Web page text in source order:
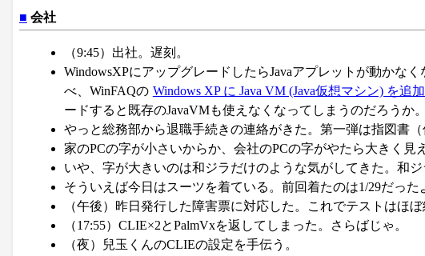
■ 会社
（9:45）出社。遅刻。
WindowsXPにアップグレードしたらJavaアプレットが動かな
べ、WinFAQの Windows XP に Java VM (Java仮想マシン) を追
ードすると既存のJavaVMも使えなくなってしまうのだろうか。
やっと総務部から退職手続きの連絡がきた。第一弾は指図書
家のPCの字が小さいからか、会社のPCの字がやたら大きく見
いや、字が大きいのは和ジラだけのような気がしてきた。和ジ
そういえば今日はスーツを着ている。前回着たのは1/29だった
（午後）昨日発行した障害票に対応した。これでテストはほぼ
（17:55）CLIE×2とPalmVxを返してしまった。さらばじゃ。
（夜）兒玉くんのCLIEの設定を手伝う。